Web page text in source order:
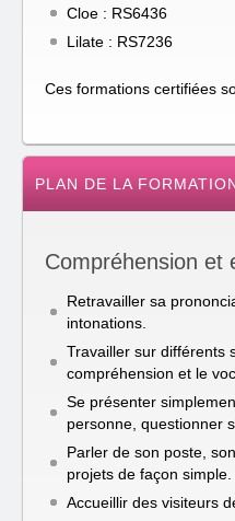
Cloe : RS6436
Lilate : RS7236
Ces formations certifiées
PLAN DE LA
Compréhension et
Retravailler sa
intonations.
Travailler sur différents
compréhension et le
Se présenter
personne, questionner
Parler de son poste,
projets de façon simple.
Accueillir des visiteurs